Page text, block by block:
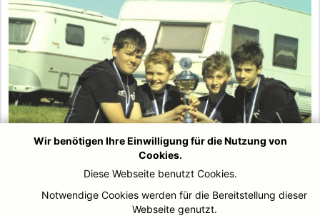
Wir benötigen Ihre Einwilligung für die Nutzung von
Cookies.
Diese Webseite benutzt Cookies.
Notwendige Cookies werden für die Bereitstellung dieser
Webseite genutzt.